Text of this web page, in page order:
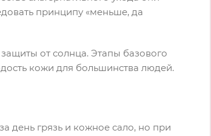
принципу «меньше, да
от солнца. Этапы базового
кожи для большинства людей.
день грязь и кожное сало, но при